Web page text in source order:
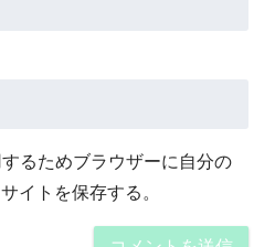
るためブラウザーに自分の
イトを保存する。